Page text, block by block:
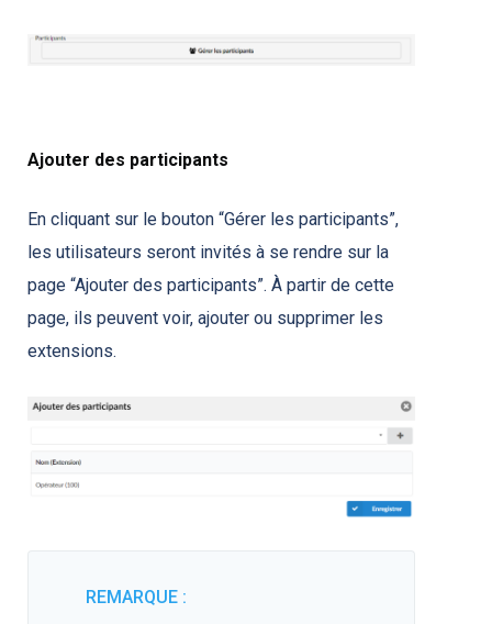
Ajouter des participants
En cliquant sur le bouton “Gérer les participants”,
les utilisateurs seront invités à se rendre sur la
page “Ajouter des participants”. À partir de cette
page, ils peuvent voir, ajouter ou supprimer les
extensions.
REMARQUE :